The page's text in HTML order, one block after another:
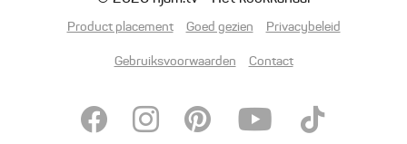
Product placement Goed gezien Privacybeleid
Gebruiksvoorwaarden Contact